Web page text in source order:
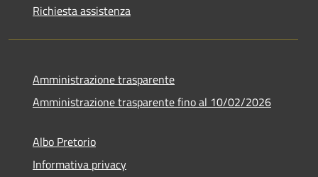
Richiesta assistenza
Amministrazione trasparente
Amministrazione trasparente fino al 10/02/2026
Albo Pretorio
Informativa privacy